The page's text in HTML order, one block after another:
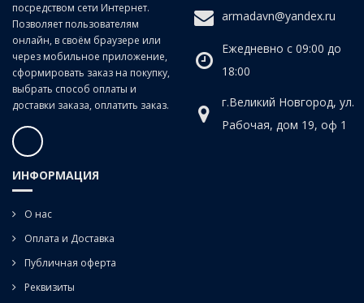
посредством сети Интернет.
Позволяет пользователям
онлайн, в своём браузере или
через мобильное приложение,
сформировать заказ на покупку,
выбрать способ оплаты и
доставки заказа, оплатить заказ.
armadavn@yandex.ru
Ежедневно с 09:00 до
18:00
г.Великий Новгород, ул.
Рабочая, дом 19, оф 1
ИНФОРМАЦИЯ
О нас
Оплата и Доставка
Публичная оферта
Реквизиты